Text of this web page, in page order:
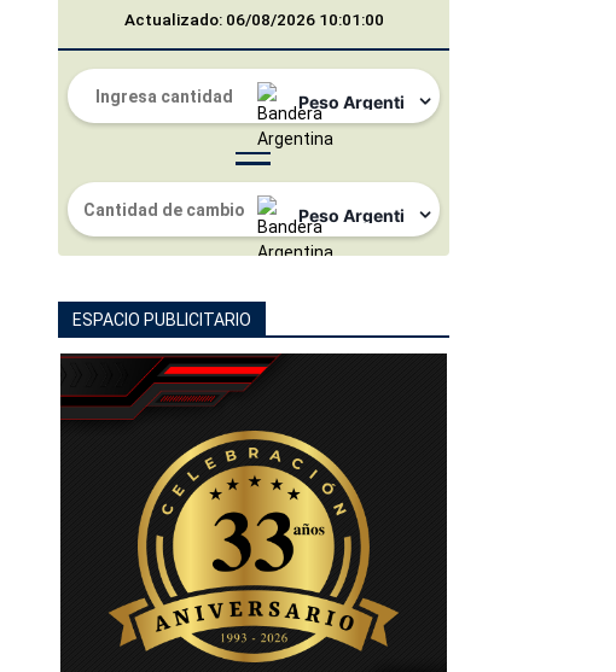
Actualizado: 06/08/2026 10:01:00
ESPACIO PUBLICITARIO